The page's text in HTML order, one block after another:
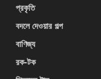
প্রকৃতি
বদলে দেওয়ার গল্প
বাণিজ্য
রক-টক